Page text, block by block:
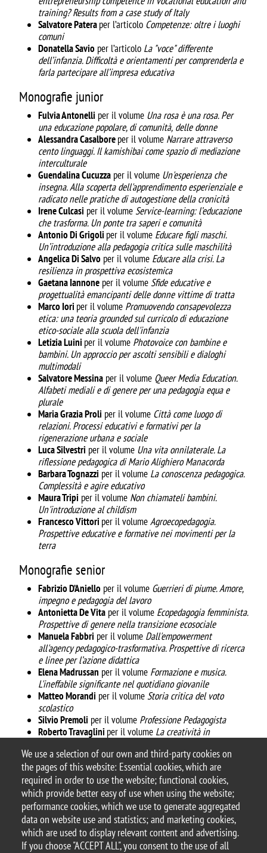
We use a selection of our own and third-party cookies on
the pages of this website: Essential cookies, which are
required in order to use the website; functional cookies,
which provide better easy of use when using the website;
performance cookies, which we use to generate aggregated
data on website use and statistics; and marketing cookies,
which are used to display relevant content and advertising.
If you choose "ACCEPT ALL", you consent to the use of all
training? Results from a case study of Italy
Salvatore Pateraper l’articolo Competenze: oltre i luoghi
comuni
Donatella Savio per l’articolo La "voce" differente
dell’infanzia. Difficoltà e orientamenti per comprenderla e
farla partecipare all’impresa educativa
Monografie junior
Fulvia Antonelli per il volume Una rosa è una rosa. Per
una educazione popolare, di comunità, delle donne
Alessandra Casalboreper il volume Narrare attraverso
cento linguaggi. Il kamishibai comespazio di mediazione
interculturale
Guendalina Cucuzza per il volume Un'esperienza che
insegna. Alla scoperta dell'apprendimento esperienziale e
radicato nelle pratiche di autogestione della cronicità
Irene Culcasi per il volumeService-learning: l’educazione
che trasforma. Un ponte tra saperi e comunità
Antonio Di Grigoli per il volume Educare figli maschi.
Un’introduzione alla pedagogia criticasulle maschilità
Angelica Di Salvo per il volume Educare alla crisi. La
resilienza in prospettiva ecosistemica
Gaetana Iannone per il volumeSfide educative e
progettualità emancipanti delle donne vittime di tratta
Marco Iori per il volume Promuovendo consapevolezza
etica: una teoria grounded sul curricolo di educazione
etico-sociale alla scuola dell'infanzia
Letizia Luini per il volume Photovoice con bambine e
bambini. Un approccio per ascolti sensibili e dialoghi
multimodali
Salvatore Messina per il volume Queer Media Education.
Alfabeti mediali e di genere per una pedagogia equa e
plurale
Maria Grazia Proli per il volume Città come luogo di
relazioni. Processi educativi e formativi per la
rigenerazione urbana e sociale
Luca Silvestri per il volume Una vita onnilaterale. La
riflessione pedagogica di Mario Alighiero Manacorda
Barbara Tognazzi per il volume La conoscenza pedagogica.
Complessità e agire educativo
Maura Tripi per il volume Non chiamateli bambini.
Un'introduzione al childism
Francesco Vittori per il volumeAgroecopedagogia.
Prospettive educative e formative nei movimenti per la
terra
Monografie senior
Fabrizio D’Aniello per il volume Guerrieri di piume. Amore,
impegno e pedagogia del lavoro
Antonietta De Vita per il volume Ecopedagogia femminista.
Prospettive di genere nella transizione ecosociale
Manuela Fabbri per il volume Dall'empowerment
all'agency pedagogico-trasformativa. Prospettive di ricerca
e linee per l’azione didattica
Elena Madrussan per il volume Formazione e musica.
L'ineffabile significante nel quotidiano giovanile
Matteo Morandi per il volumeStoria critica del voto
scolastico
Silvio Premoli per il volume Professione Pedagogista
Roberto Travaglini per il volume La creatività in
Alessandro Versaceper il volumeLa corruzione del
simbolo e il “tradimento” dell’educazione
© 2025 University of Milano-Bicocca